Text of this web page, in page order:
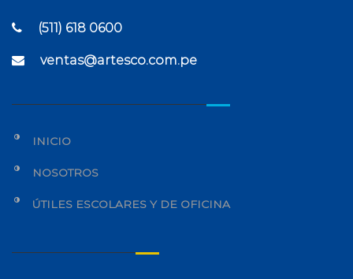
(511) 618 0600
ventas@artesco.com.pe
INICIO
NOSOTROS
ÚTILES ESCOLARES Y DE OFICINA